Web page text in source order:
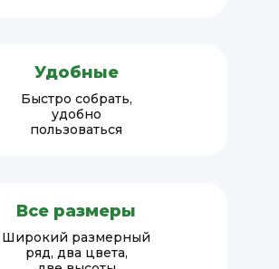
Удобные
Быстро собрать,
удобно
пользоваться
Все размеры
Широкий размерный
ряд, два цвета,